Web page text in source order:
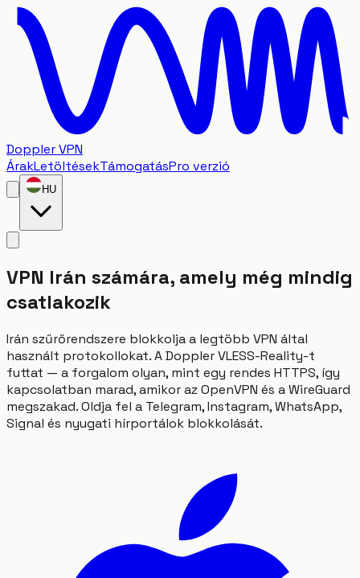
Doppler VPN
ÁrakLetöltésekTámogatásPro verzió
HU
VPN Irán számára, amely még mindig
csatlakozik
Irán szűrőrendszere blokkolja a legtöbb VPN által
használt protokollokat. A Doppler VLESS-Reality-t
futtat — a forgalom olyan, mint egy rendes HTTPS, így
kapcsolatban marad, amikor az OpenVPN és a WireGuard
megszakad. Oldja fel a Telegram, Instagram, WhatsApp,
Signal és nyugati hírportálok blokkolását.